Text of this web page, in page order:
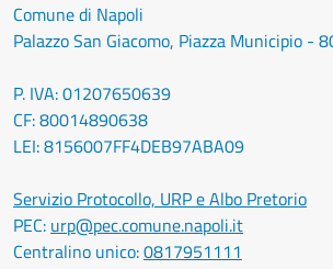
Comune di Napoli
Palazzo San Giacomo, Piazza Municipio -
P. IVA: 01207650639
CF: 80014890638
LEI: 8156007FF4DEB97ABA09
Servizio Protocollo, URP e Albo Pretorio
PEC: urp@pec.comune.napoli.it
Centralino unico:0817951111